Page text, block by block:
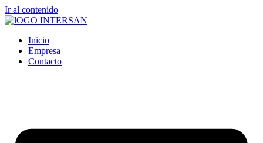
Ir al contenido
Inicio
Empresa
Contacto